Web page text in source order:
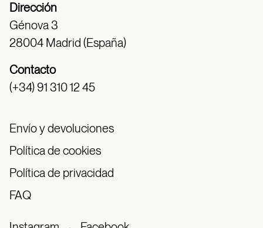
Dirección
Génova 3
28004 Madrid (España)
Contacto
(+34) 91 310 12 45
Envío y devoluciones
Política de cookies
Política de privacidad
FAQ